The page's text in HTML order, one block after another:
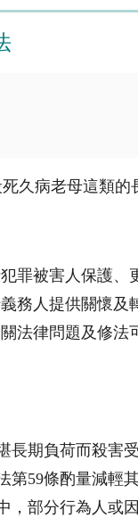
久病老母這類的
罪被害人保護、
務人提供關懷及
法律問題及修法
長期負荷而殺害
59條酌量減輕
，部分行為人或